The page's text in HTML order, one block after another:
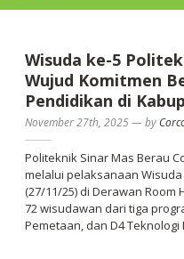
Wisuda ke-5
Wujud Komitmen
Pendidikan di
November 27th, 2025— by
Politeknik Sinar Mas Berau
melalui pelaksanaan
(27/11/25) di Derawan
72 wisudawan dari tiga
Pemetaan, dan D4 Teknologi